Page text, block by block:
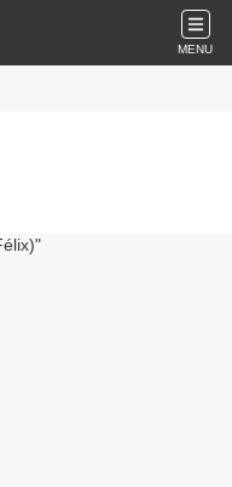
MENU